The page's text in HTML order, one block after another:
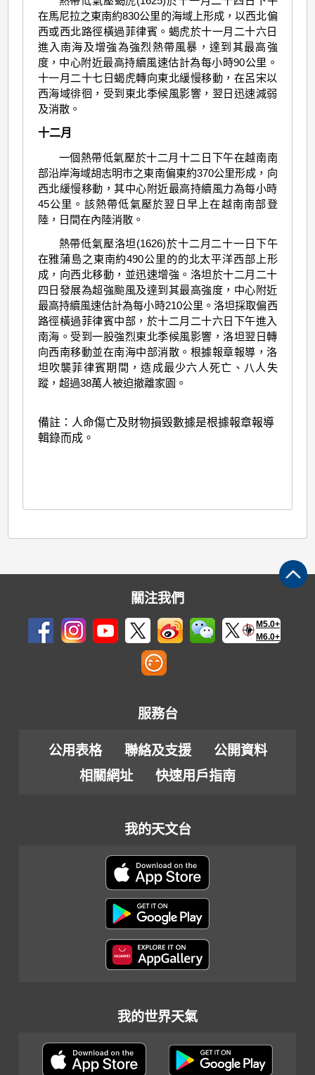
在馬尼拉之東南約830公里的海域上形成，以西北偏
西或西北路徑橫過菲律賓。蝎虎於十一月二十六日
進入南海及增強為強烈熱帶風暴，達到其最高強
度，中心附近最高持續風速估計為每小時90公里。
十一月二十七日蝎虎轉向東北緩慢移動，在呂宋以
西海域徘徊，受到東北季候風影響，翌日迅速減弱
及消散。
十二月
一個熱帶低氣壓於十二月十二日下午在越南南
部沿岸海域胡志明市之東南偏東約370公里形成，向
西北緩慢移動，其中心附近最高持續風力為每小時
45公里。該熱帶低氣壓於翌日早上在越南南部登
陸，日間在內陸消散。
熱帶低氣壓洛坦(1626)於十二月二十一日下午
在雅蒲島之東南約490公里的的北太平洋西部上形
成，向西北移動，並迅速增強。洛坦於十二月二十
四日發展為超強颱風及達到其最高強度，中心附近
最高持續風速估計為每小時210公里。洛坦採取偏西
路徑橫過菲律賓中部，於十二月二十六日下午進入
南海。受到一股強烈東北季候風影響，洛坦翌日轉
向西南移動並在南海中部消散。根據報章報導，洛
坦吹襲菲律賓期間，造成最少六人死亡、八人失
蹤，超過38萬人被迫撤離家園。
備註：人命傷亡及財物損毀數據是根據報章報導
輯錄而成。
關注我們
M5.0+
M6.0+
服務台
公用表格 聯絡及支援
公開資料
相關網址
快速用戶指南
我的天文台
我的世界天氣